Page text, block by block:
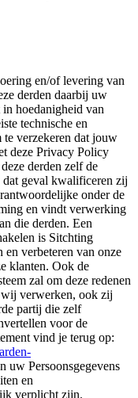
en/of levering van
derden daarbij uw
hoedanigheid van
technische en
te verzekeren dat jouw
deze Privacy Policy
derden zelf de
geval kwalificeren zij
onder de
en vindt verwerking
die derden. Een
is Sitchting
verbeteren van onze
klanten. Ook de
zal om deze redenen
wij verwerken, ook zij
partij die zelf
voor de
vind je terug op:
uw Persoonsgegevens
en
verplicht zijn.